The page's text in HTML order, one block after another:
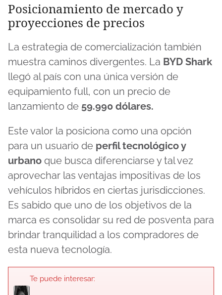
Posicionamiento de mercado y
proyecciones de precios
La estrategia de comercialización también
muestra caminos divergentes. La BYD Shark
llegó al país con una única versión de
equipamiento full, con un precio de
lanzamiento de 59.990 dólares.
Este valor la posiciona como una opción
para un usuario de perfil tecnológico y
urbano que busca diferenciarse y tal vez
aprovechar las ventajas impositivas de los
vehículos híbridos en ciertas jurisdicciones.
Es sabido que uno de los objetivos de la
marca es consolidar su red de posventa para
brindar tranquilidad a los compradores de
esta nueva tecnología.
Te puede interesar: